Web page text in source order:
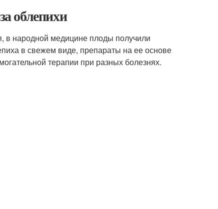
облепихи
в народной медицине плоды получили
в свежем виде, препараты на ее основе
терапии при разных болезнях.